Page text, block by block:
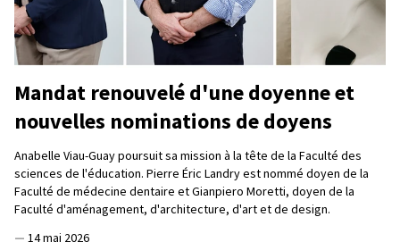
Mandat renouvelé d'une doyenne et
nouvelles nominations de doyens
Anabelle Viau-Guay poursuit sa mission à la tête de la Faculté des
sciences de l'éducation. Pierre Éric Landry est nommé doyen de la
Faculté de médecine dentaire et Gianpiero Moretti, doyen de la
Faculté d'aménagement, d'architecture, d'art et de design.
— 14 mai 2026